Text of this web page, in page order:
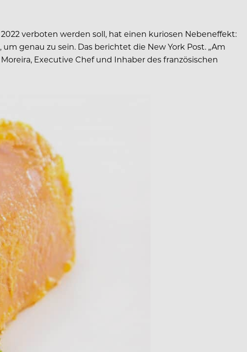
verboten werden soll, hat einen kuriosen Nebeneffekt:
genau zu sein. Das berichtet die New York Post. „Am
Executive Chef und Inhaber des französischen